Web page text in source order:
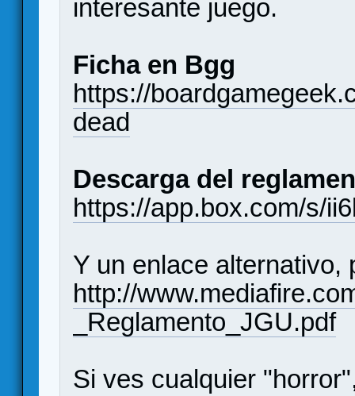
interesante juego.
Ficha en Bgg
https://
dead
Descarga del
https://app.box.com/s/
Y un enlace alternativo,
http://
_Reglamento_JGU.pdf
Si ves cualquier